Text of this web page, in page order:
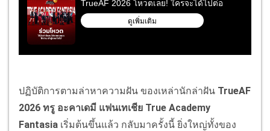
ปฏิบัติการตามล่าหาความฝัน ของเหล่านักล่าฝัน TrueAF
2026 ทรู อะคาเดมี แฟนเทเชีย True Academy
Fantasia เริ่มต้นขึ้นแล้ว กลับมาครั้งนี้ ยิ่งใหญ่ทั้งของ